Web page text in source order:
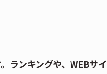
ランキングや、WEBサ